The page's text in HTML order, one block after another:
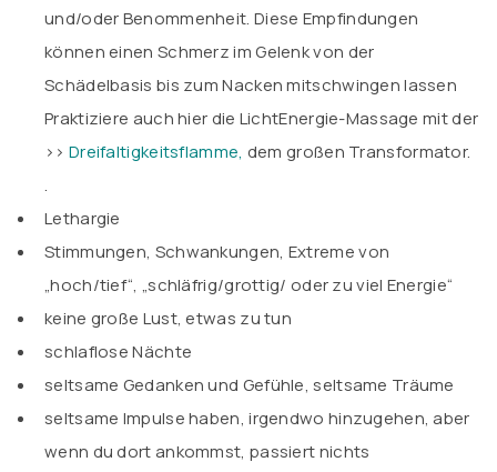
und/oder Benommenheit. Diese Empfindungen
können einen Schmerz im Gelenk von der
Schädelbasis bis zum Nacken mitschwingen lassen
Praktiziere auch hier die LichtEnergie-Massage mit der
>> Dreifaltigkeitsflamme, dem großen Transformator.
.
Lethargie
Stimmungen, Schwankungen, Extreme von
„hoch/tief“, „schläfrig/grottig/ oder zu viel Energie“
keine große Lust, etwas zu tun
schlaflose Nächte
seltsame Gedanken und Gefühle, seltsame Träume
seltsame Impulse haben, irgendwo hinzugehen, aber
wenn du dort ankommst, passiert nichts